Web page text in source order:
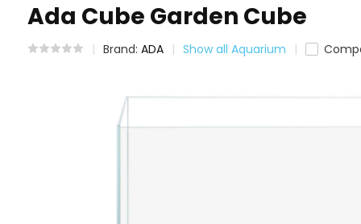
Ada Cube Garden Cube
Brand: ADA Show all Aquarium